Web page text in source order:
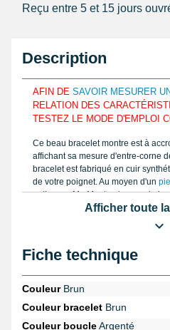
Reçu entre 5 et 15 jours
Description
AFIN DE SAVOIR MESURER
RELATION DES
TESTEZ LE MODE D'EMPLOI
Ce beau bracelet montre est à
affichant sa mesure d'entre-corne
bracelet est fabriqué en cuir
de votre poignet. Au moyen d'un
notice sur My-Montre, trouvez la
vous entreprenez de réparer.
Un bracelet usé demande d'être
ce style de bracelet , en
Il est large de 18 mm. Ce beau
Afficher toute
Fiche technique
CouleurBrun
Couleur bracelet Brun
Couleur boucleArgenté